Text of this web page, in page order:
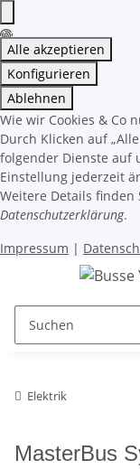
Alle akzeptieren
Konfigurieren
Ablehnen
Wie wir Cookies & Co
Durch Klicken auf
folgender Dienste auf
Einstellung jederzeit
Weitere Details finden
Datenschutzerklärung.
Impressum |
Elektrik
MasterBus